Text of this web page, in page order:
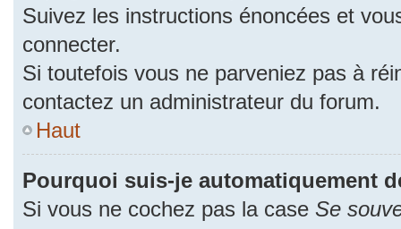
Suivez les instructions énoncées et
connecter.
Si toutefois vous ne parveniez pas à
contactez un administrateur du forum.
Haut
Pourquoi suis-je automatiquement
Si vous ne cochez pas la case Se